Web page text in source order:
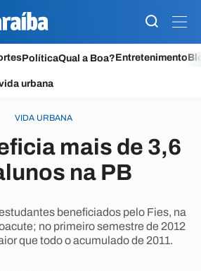
PolíticaQual a Boa?Entretenimento
urbana
VIDA URBANA
mais de 3,6
na PB
beneficiados pelo Fies, na
no primeiro semestre de 2012
que todo o acumulado de 2011.